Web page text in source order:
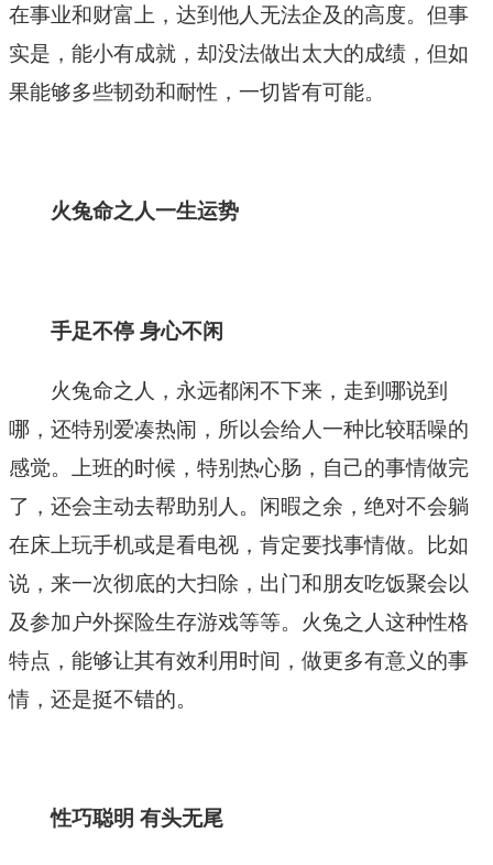
在事业和财富上，达到他人无法企及的高度。但事
实是，能小有成就，却没法做出太大的成绩，但如
果能够多些韧劲和耐性，一切皆有可能。
火兔命之人一生运势
手足不停 身心不闲
火兔命之人，永远都闲不下来，走到哪说到
哪，还特别爱凑热闹，所以会给人一种比较聒噪的
感觉。上班的时候，特别热心肠，自己的事情做完
了，还会主动去帮助别人。闲暇之余，绝对不会躺
在床上玩手机或是看电视，肯定要找事情做。比如
说，来一次彻底的大扫除，出门和朋友吃饭聚会以
及参加户外探险生存游戏等等。火兔之人这种性格
特点，能够让其有效利用时间，做更多有意义的事
情，还是挺不错的。
性巧聪明 有头无尾